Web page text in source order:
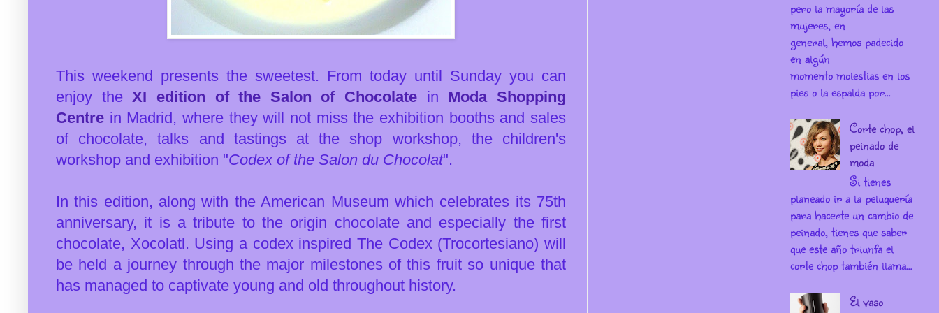
This weekend presents the sweetest. From today until Sunday you can
enjoy the XI edition of the Salon of Chocolate in Moda Shopping
Centre in Madrid, where they will not miss the exhibition booths and sales
of chocolate, talks and tastings at the shop workshop, the children's
workshop and exhibition "Codex of the Salon du Chocolat".
In this edition, along with the American Museum which celebrates its 75th
anniversary, it is a tribute to the origin chocolate and especially the first
chocolate, Xocolatl. Using a codex inspired The Codex (Trocortesiano) will
be held a journey through the major milestones of this fruit so unique that
has managed to captivate young and old throughout history.
pero la mayoría de las
mujeres, en
general, hemos padecido
en algún
momento molestias en los
pies o la espalda por...
Corte chop, el
peinado de
moda
Si tienes
planeado ir a la peluquería
para hacerte un cambio de
peinado, tienes que saber
que este año triunfa el
corte chop también llama...
El vaso